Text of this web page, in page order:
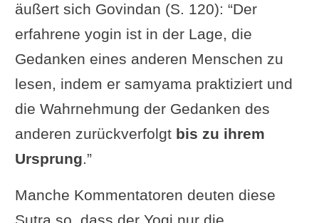
äußert sich Govindan (S. 120): “Der
erfahrene yogin ist in der Lage, die
Gedanken eines anderen Menschen zu
lesen, indem er samyama praktiziert und
die Wahrnehmung der Gedanken des
anderen zurückverfolgt bis zu ihrem
Ursprung.”
Manche Kommentatoren deuten diese